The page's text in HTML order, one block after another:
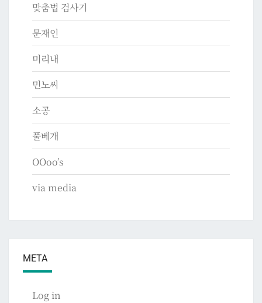
맞춤법 검사기
문재인
미리내
민노씨
소공
풀베개
OOoo’s
via media
META
Log in